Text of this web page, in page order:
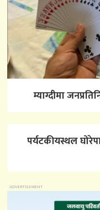
म्याग्दीमा
पर्यटकीयस्थल